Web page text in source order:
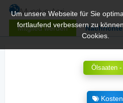
Mitglied werden
Um unsere Webseite für Sie
fortlaufend verbessern zu
Cookies.
Ölsaaten -